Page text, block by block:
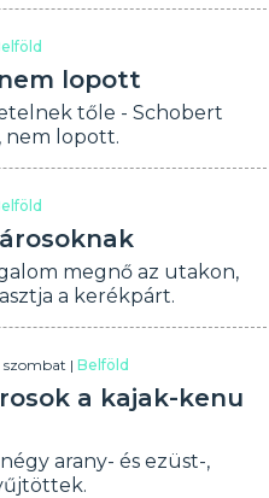
lopott
tőle - Schobert
nem lopott.
megnő az utakon,
a kerékpárt.
szombat |Belföld
a kajak-kenu
arany- és ezüst-,